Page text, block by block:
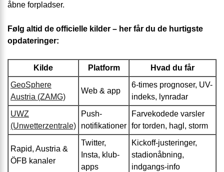
åbne forpladser.
Følg altid de officielle kilder – her får du de hurtigste
opdateringer:
Kilde Platform
Hvad du får
GeoSphere
Austria (ZAMG)
Web & app
6-times prognoser, UV-
indeks, lynradar
UWZ
(Unwetterzentrale)
Push-
notifikationer
Farvekodede varsler
for torden, hagl, storm
Rapid, Austria &
ÖFB kanaler
Twitter,
Insta, klub-
apps
Kickoff-justeringer,
stadionåbning,
indgangs-info